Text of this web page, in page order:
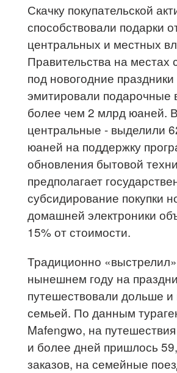
Скачку покупательской
способствовали подарки
центральных и местных
Правительства на местах
под новогодние праздники
эмитировали подарочные
более чем 2 млрд юаней.
центральные - выделили
юаней на поддержку
обновления бытовой
предполагает
субсидирование покупки
домашней электроники
15% от стоимости.
Традиционно
нынешнем году на
путешествовали дольше и
семьей. По данным
Mafengwo, на
и более дней пришлось
заказов, на семейные